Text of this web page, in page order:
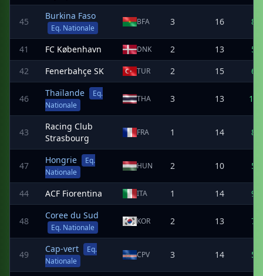
45
Burkina Faso
Eq. Nationale
BFA 3 16 8
41 FC København DNK 2 13
5
42
Fenerbahçe SK TUR 2 15 6
46
Thaïlande
Eq.
Nationale
THA 3 13 10
43
Racing Club
Strasbourg
FRA 1 14 8
47
Hongrie
Eq.
Nationale
HUN 2 10 5
44 ACF Fiorentina ITA 1 14 9
48
Coree du Sud
Eq. Nationale
KOR 2 13 7
49
Cap-vert
Eq.
Nationale
CPV 3 14 5